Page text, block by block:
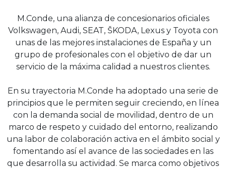
M.Conde, una alianza de concesionarios oficiales
Volkswagen, Audi, SEAT, ŠKODA, Lexus y Toyota con
unas de las mejores instalaciones de España y un
grupo de profesionales con el objetivo de dar un
servicio de la máxima calidad a nuestros clientes.
En su trayectoria M.Conde ha adoptado una serie de
principios que le permiten seguir creciendo, en línea
con la demanda social de movilidad, dentro de un
marco de respeto y cuidado del entorno, realizando
una labor de colaboración activa en el ámbito social y
fomentando así el avance de las sociedades en las
que desarrolla su actividad. Se marca como objetivos